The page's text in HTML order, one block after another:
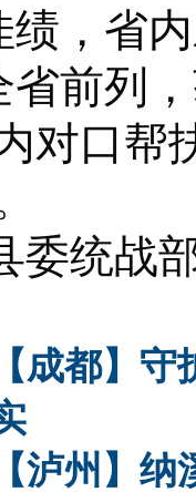
绩，省
省前列
对口帮
委统战
【成都】
【泸州】